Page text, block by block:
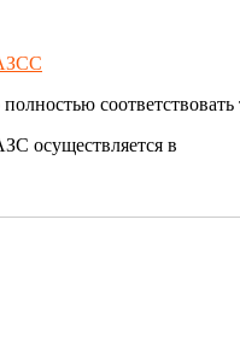
осуществляется в